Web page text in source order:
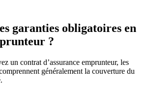
garanties obligatoires en
?
un contrat d’assurance emprunteur, les
généralement la couverture du